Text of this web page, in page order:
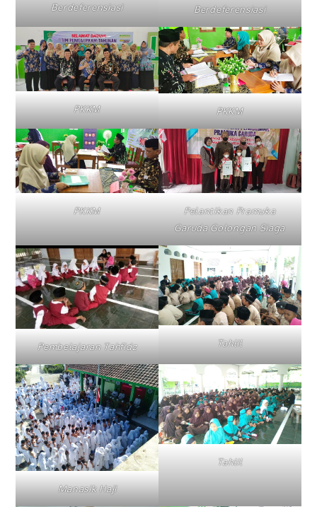
Berdeferensiasi
Berdeferensiasi
PKKM PKKM
PKKM
Pelantikan Pramuka
Garuda Golongan Siaga
Pembelajaran Tahfidz Tahlil
Manasik Haji
Tahlil